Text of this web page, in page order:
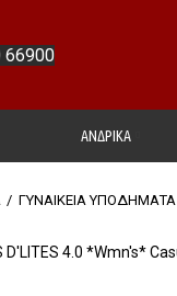
66900
ΑΝΔΡΙΚΑ
ΓΥΝΑΙΚΕΙΑ ΥΠΟΔΗΜΑΤΑ